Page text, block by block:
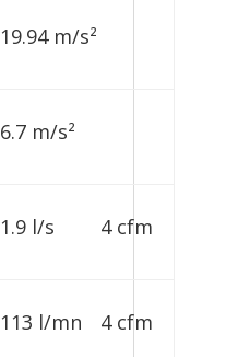
19.94 m/s²
6.7 m/s²
1.9 l/s 4 cfm
113 l/mn 4 cfm